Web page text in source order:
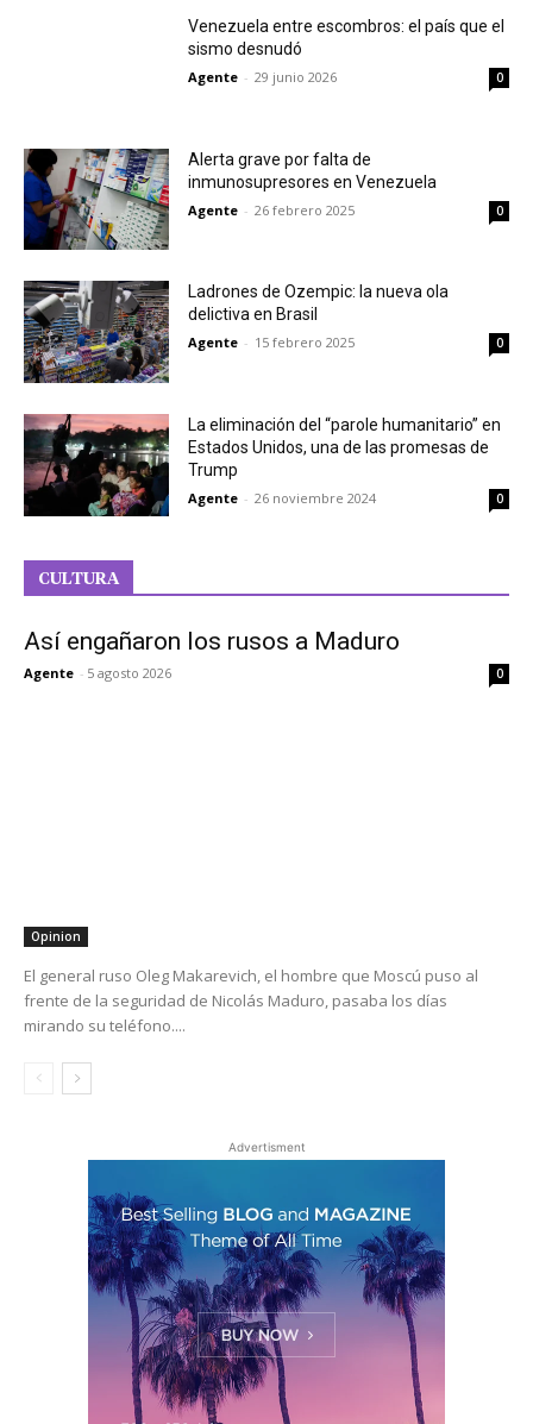
Venezuela entre escombros: el país que el
sismo desnudó
Agente - 29 junio 2026 0
Alerta grave por falta de
inmunosupresores en Venezuela
Agente - 26 febrero 2025 0
Ladrones de Ozempic: la nueva ola
delictiva en Brasil
Agente - 15 febrero 2025 0
La eliminación del “parole humanitario” en
Estados Unidos, una de las promesas de
Trump
Agente - 26 noviembre 2024 0
CULTURA
Así engañaron los rusos a Maduro
Agente - 5 agosto 2026 0
Opinion
El general ruso Oleg Makarevich, el hombre que Moscú puso al
frente de la seguridad de Nicolás Maduro, pasaba los días
mirando su teléfono....
Advertisment